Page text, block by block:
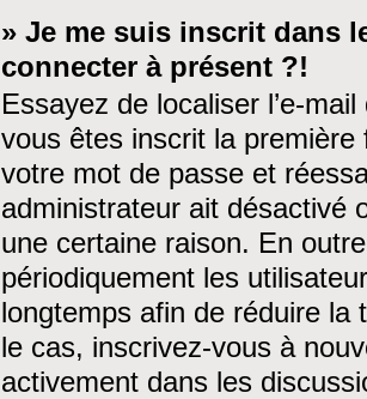
» Je me suis inscrit dans
connecter à présent ?!
Essayez de localiser l’e-
vous êtes inscrit la première
votre mot de passe et
administrateur ait désactivé
une certaine raison. En
périodiquement les
longtemps afin de réduire la
le cas, inscrivez-vous à
activement dans les